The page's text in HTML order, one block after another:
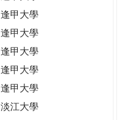
逢甲大學
逢甲大學
逢甲大學
逢甲大學
逢甲大學
淡江大學